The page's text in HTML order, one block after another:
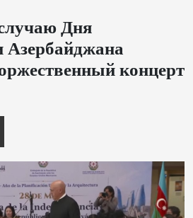
Дня
Азербайджана
концерт